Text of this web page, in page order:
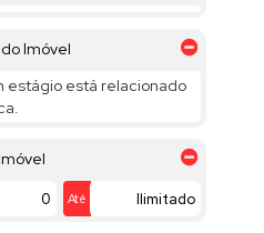
Plaza Athénée (1)
Theodora (1)
do Varvito (1)
Imóvel
estágio está relacionado
Até